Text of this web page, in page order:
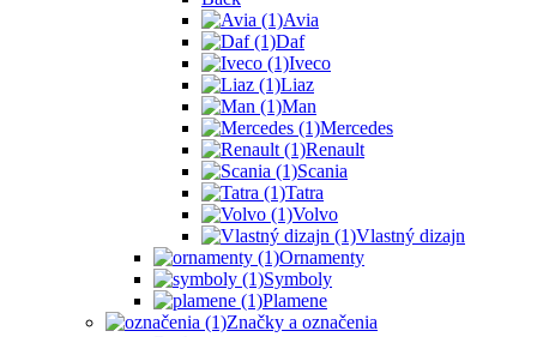
Avia
Daf
Iveco
Liaz
Man
Mercedes
Renault
Scania
Tatra
Volvo
Vlastný dizajn
Ornamenty
Symboly
Plamene
Značky a označenia